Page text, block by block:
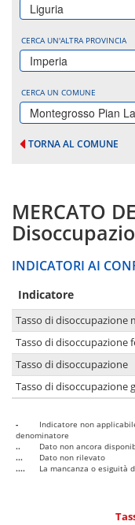
Liguria
CERCA UN'ALTRA PROVINCIA
Imperia
CERCA UN COMUNE
Montegrosso Pian
TORNA AL COMUNE
MERCATO
INDICATORI AI
Indicatore
Tasso di disoccupazione
Tasso di disoccupazione
Tasso di disoccupazione
Tasso di disoccupazione
-
Indicatore non
denominatore
..
Dato non ancora
...
Dato non rilevato
....
La mancanza o esiguità